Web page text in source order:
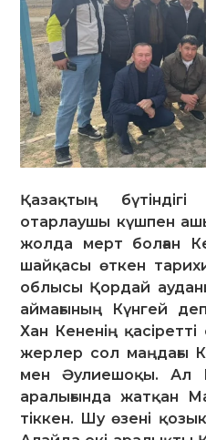
Қазақтың
отарлаушы күшпен
жолда мерт болған
шайқасы өткен
облысы Қордай
аймағының Күнгей
Хан Кененің қасіретті
жерлер сол маңдағы
мен Әулиешоқы. Ал
аралығында жатқан
тіккен. Шу өзені